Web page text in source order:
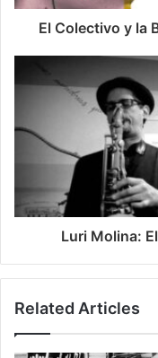
El Colectivo y la
Luri Molina:
Related Articles